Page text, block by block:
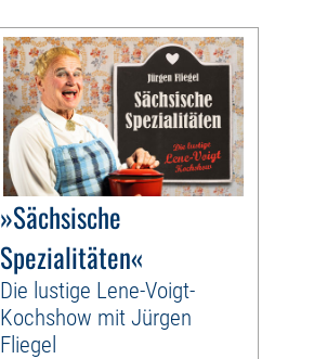
»Sächsische
Spezialitäten«
Die lustige Lene-Voigt-
Kochshow mit Jürgen
Fliegel